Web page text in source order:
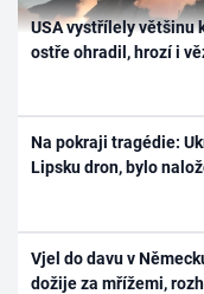
USA vystřílely většinu
ostře ohradil, hrozí i
Na pokraji tragédie:
Lipsku dron, bylo
Vjel do davu v
dožije za mřížemi,